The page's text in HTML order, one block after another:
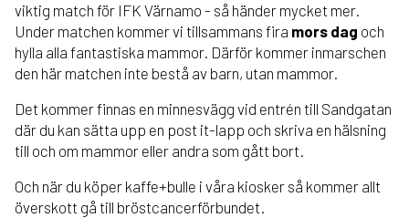
viktig match för IFK Värnamo - så händer mycket mer.
Under matchen kommer vi tillsammans fira mors dag och
hylla alla fantastiska mammor. Därför kommer inmarschen
den här matchen inte bestå av barn, utan mammor.
Det kommer finnas en minnesvägg vid entrén till Sandgatan
där du kan sätta upp en post it-lapp och skriva en hälsning
till och om mammor eller andra som gått bort.
Och när du köper kaffe+bulle i våra kiosker så kommer allt
överskott gå till bröstcancerförbundet.